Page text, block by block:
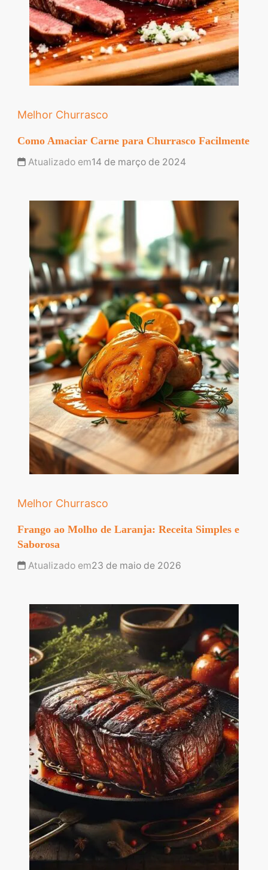
Melhor Churrasco
Como Amaciar Carne para Churrasco Facilmente
Atualizado em14 de março de 2024
Melhor Churrasco
Frango ao Molho de Laranja: Receita Simples e
Saborosa
Atualizado em23 de maio de 2026